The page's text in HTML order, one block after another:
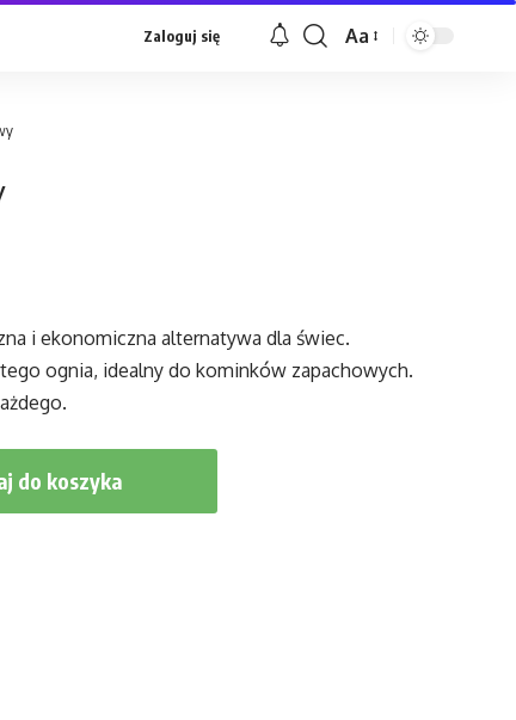
Zaloguj się
Font
Aa
i ekonomiczna alternatywa dla świec.
ognia, idealny do kominków zapachowych.
do koszyka